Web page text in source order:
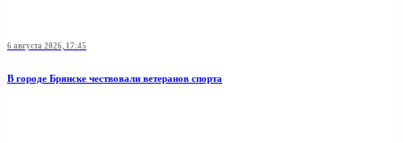
6 августа 2026, 17:45
В городе Брянске чествовали ветеранов спорта